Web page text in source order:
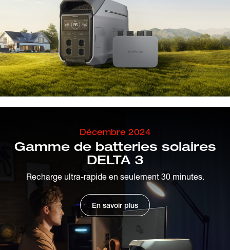
Décembre 2024
Gamme de batteries solaires
DELTA 3
Recharge ultra-rapide en seulement 30 minutes.
En savoir plus